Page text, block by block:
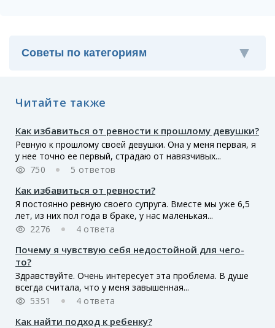
Читайте также
Как избавиться от ревности к прошлому девушки?
Ревную к прошлому своей девушки. Она у меня первая, я
у нее точно ее первый, страдаю от навязчивых...
750
5 ответов
Как избавиться от ревности?
Я постоянно ревную своего супруга. Вместе мы уже 6,5
лет, из них пол года в браке, у нас маленькая...
2276
4 ответа
Почему я чувствую себя недостойной для чего-
то?
Здравствуйте. Очень интересует эта проблема. В душе
всегда считала, что у меня завышенная...
5351
4 ответа
Как найти подход к ребенку?